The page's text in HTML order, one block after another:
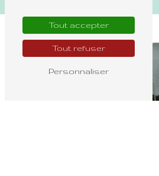
Tout accepter
Tout refuser
Personnaliser